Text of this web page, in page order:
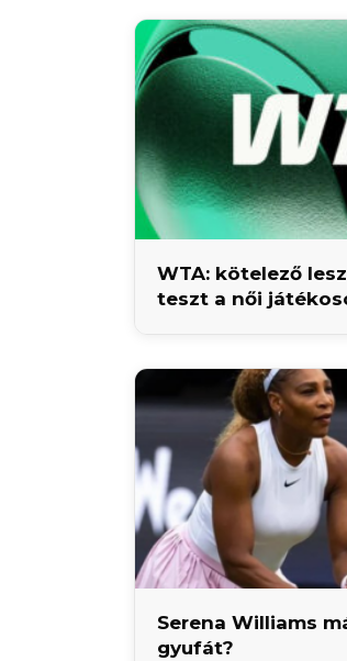
WTA: kötelező
teszt a női
Serena Williams
gyufát?